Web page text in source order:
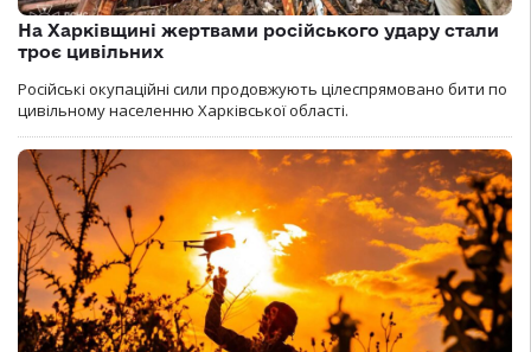
На Харківщині жертвами російського удару стали
троє цивільних
Російські окупаційні сили продовжують цілеспрямовано бити по
цивільному населенню Харківської області.